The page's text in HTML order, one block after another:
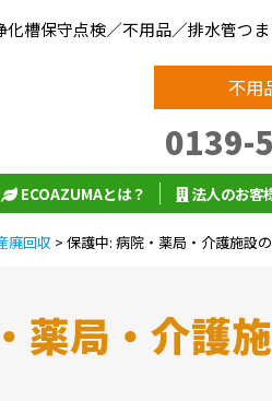
槽保守点検／不用品／排水管つま
不用
0139-
ECOAZUMAとは？ 法人のお客
廃回収 > 保護中: 病院・薬局・介護施設
薬局・介護